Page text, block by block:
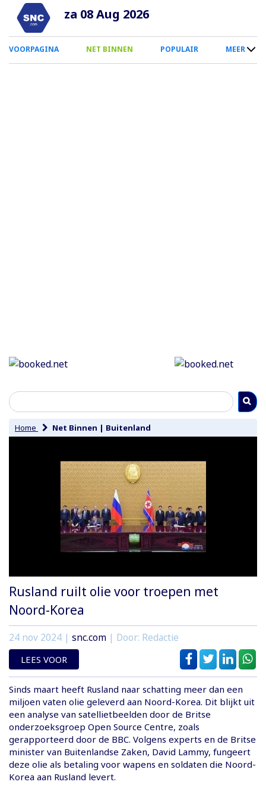
Overslaan
naar
inhoud
za 08 Aug 2026
0
Smartphone
VOORPAGINA NET BINNEN POPULAIR MEER
Home Net Binnen | Buitenland
Rusland ruilt olie voor troepen met
Noord-Korea
24 nov 2024 | snc.com | Door: Redactie
LEES VOOR
Sinds maart heeft Rusland naar schatting meer dan een
miljoen vaten olie geleverd aan Noord-Korea. Dit blijkt uit
een analyse van satellietbeelden door de Britse
onderzoeksgroep Open Source Centre, zoals
gerapporteerd door de BBC. Volgens experts en de Britse
minister van Buitenlandse Zaken, David Lammy, fungeert
deze olie als betaling voor wapens en soldaten die Noord-
Korea aan Rusland levert.